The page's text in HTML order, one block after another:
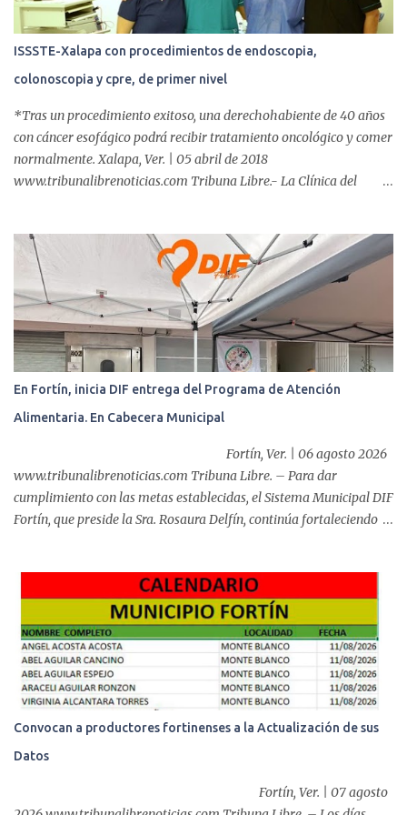
ISSSTE-Xalapa con procedimientos de endoscopia,
colonoscopia y cpre, de primer nivel
*Tras un procedimiento exitoso, una derechohabiente de 40 años
con cáncer esofágico podrá recibir tratamiento oncológico y comer
normalmente. Xalapa, Ver. | 05 abril de 2018
www.tribunalibrenoticias.com Tribuna Libre.- La Clínica del
incluyen endoscopia, colonoscopia y colangiopancreatografía
retrógrada endoscópica (CPRE), con equipo de alta tecnología de
videoendoscopia gástrica y con especialistas certificados. Además
se cuenta con endoscopios de última tecnología que permiten
diagnósticos con mayor certeza y sin dolor para el paciente, a
través de la atención de un equipo de profesionales
multidisciplinario: tres endoscopistas, anestesiólogo y personal
auxiliar y de enfermería. En esta semana, se realizó un nuevo caso
de éxito, pues a través de la colocación de un stent metálico
esofágico, una derechohabiente con un tumor en el ...
En Fortín, inicia DIF entrega del Programa de Atención
Alimentaria. En Cabecera Municipal
Fortín, Ver. | 06 agosto 2026
www.tribunalibrenoticias.com Tribuna Libre. – Para dar
cumplimiento con las metas establecidas, el Sistema Municipal DIF
Fortín, que preside la Sra. Rosaura Delfín, continúa fortaleciendo
Días y Primera Infancia” que inició este miércoles en la cabecera
municipal. Se trata de una estrategia que busca contribuir al
desarrollo y la nutrición de niñas, niños y mujeres en esta
importante etapa de vida. Durante la jornada, en la explanada del
Súper Ahorros, el director del organismo asistencial, Lic. Carlos
Adiel Pereda, realizó un recorrido por las sedes de entre...
Convocan a productores fortinenses a la Actualización de sus
Datos
Fortín, Ver. | 07 agosto